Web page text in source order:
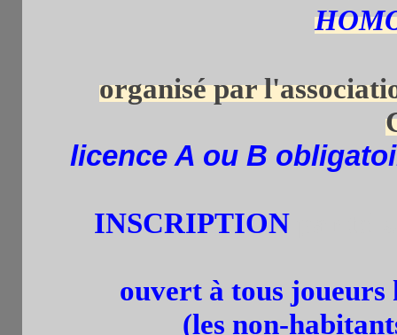
organisé par
licence A ou B
INSCRIPTION
ouvert à tous
(les non-